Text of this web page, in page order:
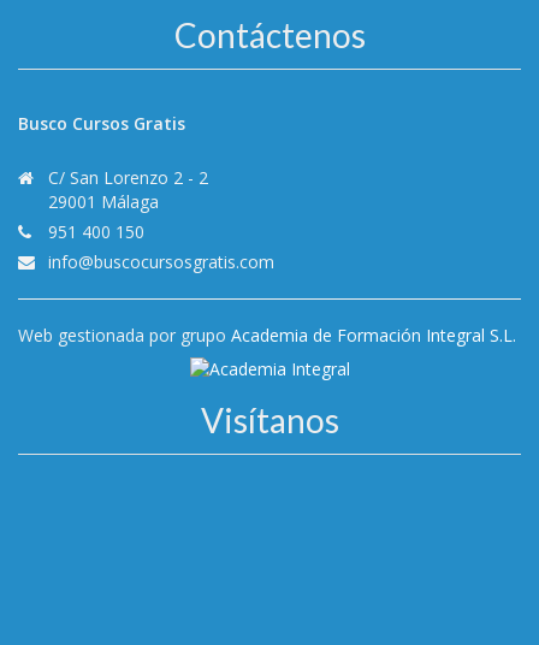
Contáctenos
Busco Cursos Gratis
C/ San Lorenzo 2 - 2
29001 Málaga
951 400 150
info@buscocursosgratis.com
Web gestionada por grupo Academia de Formación Integral S.L.
Visítanos